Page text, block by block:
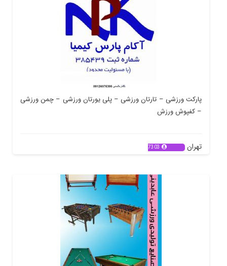
پارکت ورزشی – تارتان ورزشی – پلی یورتان ورزشی – چمن ورزشی
– کفپوش ورزش
تهران 7303